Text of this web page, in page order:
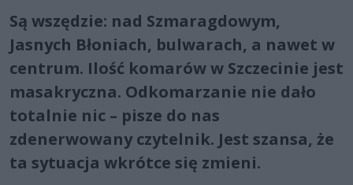
Są wszędzie: nad Szmaragdowym,
Jasnych Błoniach, bulwarach, a nawet w
centrum. Ilość komarów w Szczecinie jest
masakryczna. Odkomarzanie nie dało
totalnie nic – pisze do nas
zdenerwowany czytelnik. Jest szansa, że
ta sytuacja wkrótce się zmieni.